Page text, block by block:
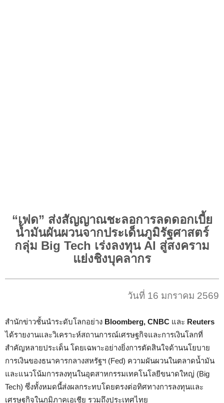
“เฟด” ส่งสัญญาณชะลอการลดดอกเบี้ย
น้ำมันผันผวนจากประเด็นภูมิรัฐศาสตร์
กลุ่ม Big Tech เร่งลงทุน AI สู่สงคราม
แย่งชิงบุคลากร
วันที่ 16 มกราคม 2569
สำนักข่าวชั้นนำระดับโลกอย่าง Bloomberg, CNBC และ Reuters
ได้รายงานและวิเคราะห์สถานการณ์เศรษฐกิจและการเงินโลกที่
สำคัญหลายประเด็น โดยเฉพาะอย่างยิ่งการตัดสินใจด้านนโยบาย
การเงินของธนาคารกลางสหรัฐฯ (Fed) ความผันผวนในตลาดน้ำมัน
และแนวโน้มการลงทุนในอุตสาหกรรมเทคโนโลยีขนาดใหญ่ (Big
Tech) ซึ่งทั้งหมดนี้ส่งผลกระทบโดยตรงต่อทิศทางการลงทุนและ
เศรษฐกิจในภูมิภาคเอเชีย รวมถึงประเทศไทย